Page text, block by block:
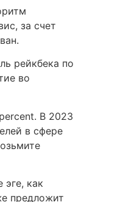
за счет
рейкбека по
во
В 2023
в сфере
как
предложит